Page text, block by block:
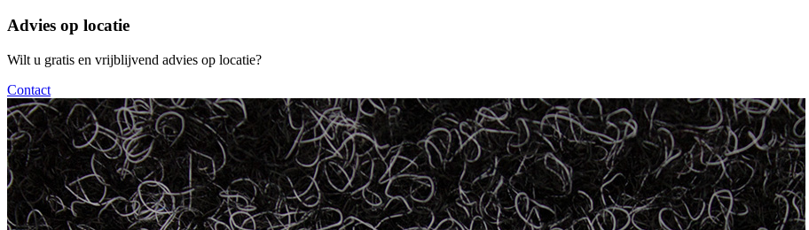
Advies op locatie
Wilt u gratis en vrijblijvend advies op locatie?
Contact